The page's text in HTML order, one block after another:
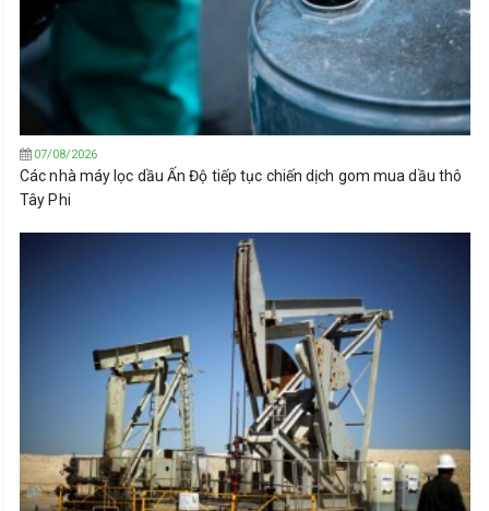
07/08/2026
Các nhà máy lọc dầu Ấn Độ tiếp tục chiến dịch gom mua dầu thô
Tây Phi